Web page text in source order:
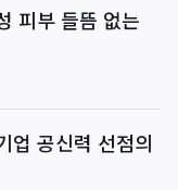
피부 들뜸 없는
업 공신력 선점의